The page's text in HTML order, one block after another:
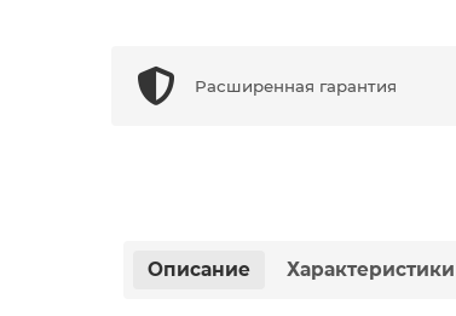
Расширенная гарантия
Описание Характеристики